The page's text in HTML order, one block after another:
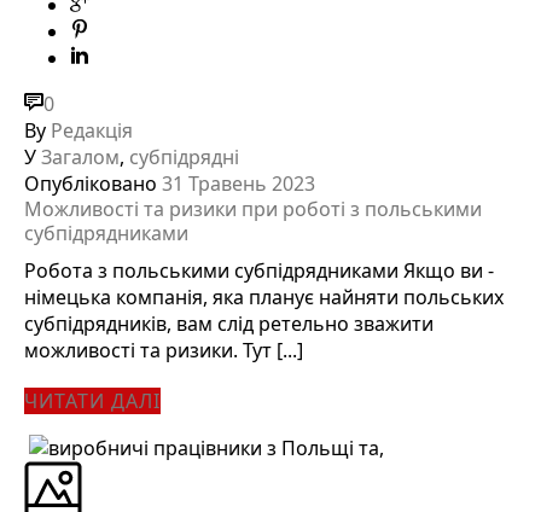
0
By Редакція
УЗагалом, субпідрядні
Опубліковано 31 Травень 2023
Можливості та ризики при роботі з польськими
субпідрядниками
Робота з польськими субпідрядниками Якщо ви -
німецька компанія, яка планує найняти польських
субпідрядників, вам слід ретельно зважити
можливості та ризики. Тут [...]
ЧИТАТИ ДАЛІ